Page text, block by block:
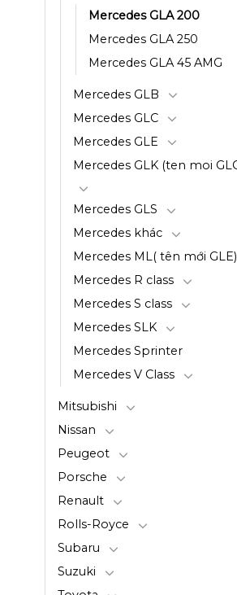
Mercedes GLA 200
Mercedes GLA 250
Mercedes GLA 45 AMG
Mercedes GLB
Mercedes GLC
Mercedes GLE
Mercedes GLK (ten moi
Mercedes GLS
Mercedes khác
Mercedes ML( tên mới GLE)
Mercedes R class
Mercedes S class
Mercedes SLK
Mercedes Sprinter
Mercedes V Class
Mitsubishi
Nissan
Peugeot
Porsche
Renault
Rolls-Royce
Subaru
Suzuki